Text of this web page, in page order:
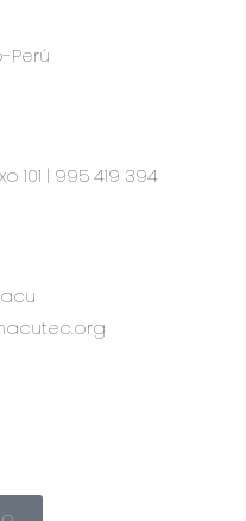
Perú
101 | 995 419 394